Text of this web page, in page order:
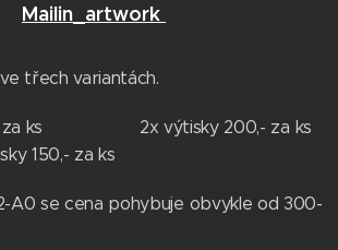
Mailin_artwork
třech variantách.
za ks 2x výtisky 200,- za ks
za ks
A0 se cena pohybuje obvykle od 300-